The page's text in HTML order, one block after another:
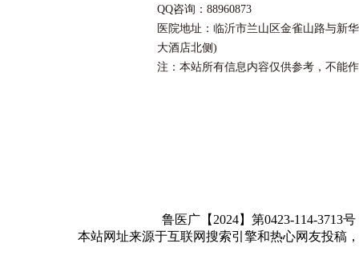
QQ咨询：88960873
医院地址：临沂市兰山区金雀山路与新
大酒店北侧)
注：本站所有信息内容仅供参考，不能
鲁医广【2024】第0423-114-3713
本站网址来源于互联网搜索引擎和热心网友投稿